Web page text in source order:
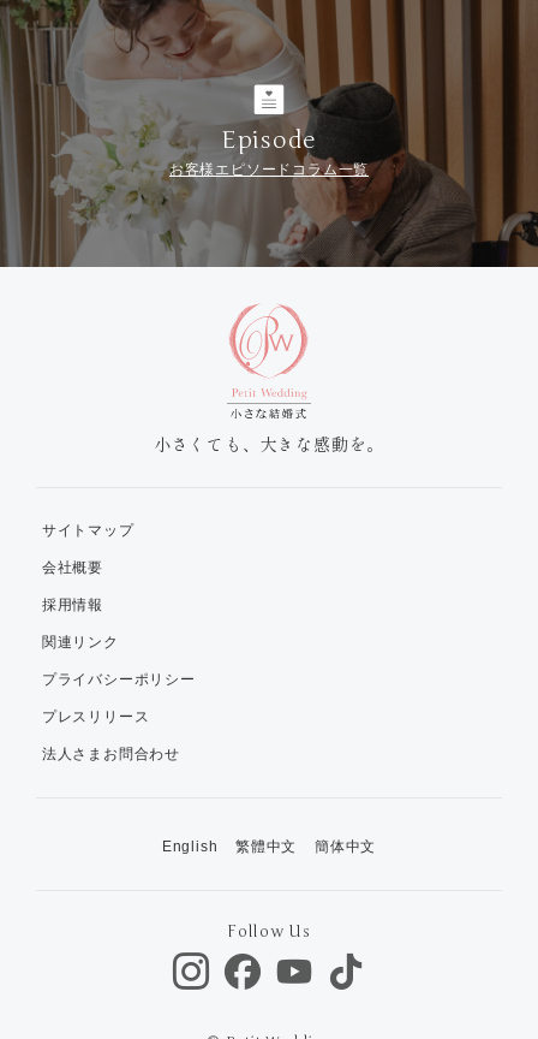
Episode
お客様エピソードコラム一覧
小さくても、大きな感動を。
サイトマップ
会社概要
採用情報
関連リンク
プライバシーポリシー
プレスリリース
法人さまお問合わせ
English 繁體中文 簡体中文
Follow Us